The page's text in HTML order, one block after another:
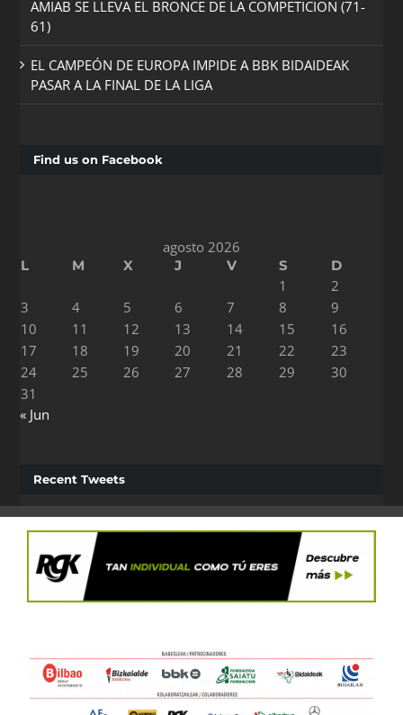
AMIAB SE LLEVA EL BRONCE DE LA COMPETICION (71-
61)
EL CAMPEÓN DE EUROPA IMPIDE A BBK BIDAIDEAK
PASAR A LA FINAL DE LA LIGA
Find us on Facebook
agosto 2026
L M X J V S D
1
2
3
4 5 6 7 8
9
10
11 12 13 14 15
16
17
18 19 20 21 22
23
24
25 26 27 28 29
30
31
« Jun
Recent Tweets